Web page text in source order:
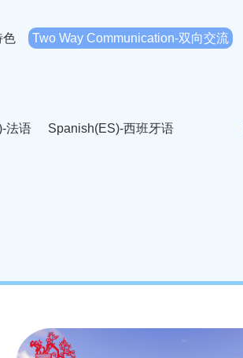
色 Two Way Communication-双向交流
法语
Spanish(ES)-西班牙语